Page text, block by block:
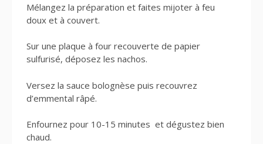
Mélangez la préparation et faites mijoter à feu
doux et à couvert.
Sur une plaque à four recouverte de papier
sulfurisé, déposez les nachos.
Versez la sauce bolognèse puis recouvrez
d’emmental râpé.
Enfournez pour 10-15 minutes et dégustez bien
chaud.